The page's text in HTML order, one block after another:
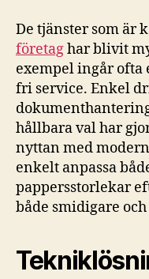
De tjänster som är
företaghar blivit
exempel ingår ofta
fri service. Enkel
hållbara val har
nyttan med
enkelt anpassa
pappersstorlekar
både smidigare